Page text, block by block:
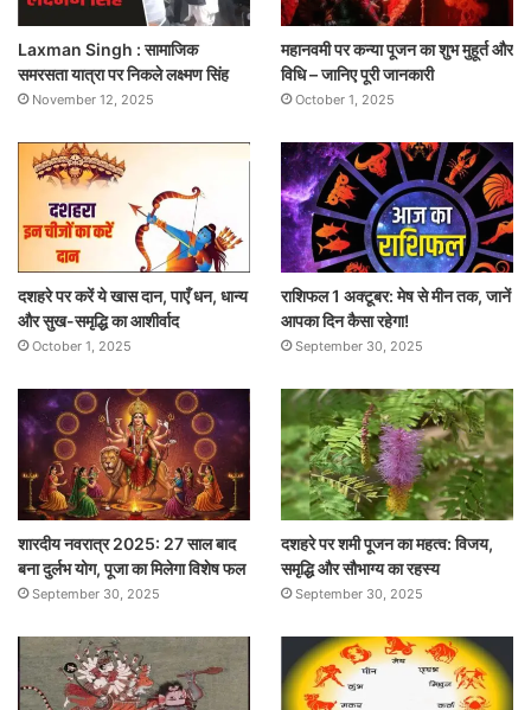
Laxman Singh : सामाजिक
समरसता यात्रा पर निकले लक्ष्मण सिंह
November 12, 2025
महानवमी पर कन्या पूजन का शुभ मुहूर्त और
विधि – जानिए पूरी जानकारी
October 1, 2025
दशहरे पर करें ये खास दान, पाएँ धन, धान्य
और सुख-समृद्धि का आशीर्वाद
October 1, 2025
राशिफल 1 अक्टूबर: मेष से मीन तक, जानें
आपका दिन कैसा रहेगा!
September 30, 2025
शारदीय नवरात्र 2025: 27 साल बाद
बना दुर्लभ योग, पूजा का मिलेगा विशेष फल
September 30, 2025
दशहरे पर शमी पूजन का महत्व: विजय,
समृद्धि और सौभाग्य का रहस्य
September 30, 2025